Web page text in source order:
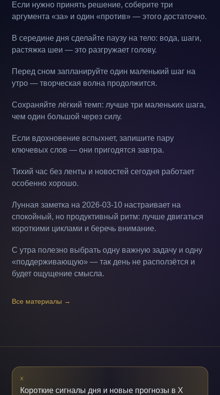
Если нужно принять решение, соберите три
аргумента «за» и один «против» — этого достаточно.
В середине дня сделайте паузу на тело: вода, шаги,
растяжка шеи — это разгружает голову.
Перед сном запланируйте один маленький шаг на
утро — творческая волна продолжится.
Сохраняйте лёгкий темп: лучше три маленьких шага,
чем один большой через силу.
Если вдохновение вспыхнет, запишите пару
ключевых слов — они пригодятся завтра.
Тихий час без ленты и новостей сегодня работает
особенно хорошо.
Лунная заметка на 2026-03-10 настраивает на
спокойный, но продуктивный ритм: лучше двигаться
короткими циклами и беречь внимание.
С утра полезно выбрать одну важную задачу и одну
«поддерживающую» — так день не расползётся и
будет ощущение смысла.
Все материалы →
X
Короткие сигналы дня и новые прогнозы в X